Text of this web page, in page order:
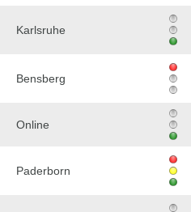
Karlsruhe
Bensberg
Online
Paderborn